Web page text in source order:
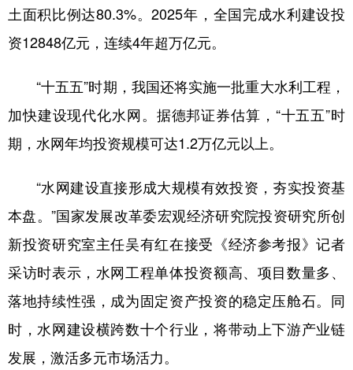
浙江 安徽 福建 江西
广东 广西 海南 重庆
四川 贵州 云南 西藏
新疆 内蒙古 黑龙江
多语种频道
English Español Français عربى
Deutsch Português
土面积比例达80.3%。2025年，全国完成水利建设投
资12848亿元，连续4年超万亿元。
“十五五”时期，我国还将实施一批重大水利工程，
加快建设现代化水网。据德邦证券估算，“十五五”时
期，水网年均投资规模可达1.2万亿元以上。
“水网建设直接形成大规模有效投资，夯实投资基
本盘。”国家发展改革委宏观经济研究院投资研究所创
新投资研究室主任吴有红在接受《经济参考报》记者
采访时表示，水网工程单体投资额高、项目数量多、
落地持续性强，成为固定资产投资的稳定压舱石。同
时，水网建设横跨数十个行业，将带动上下游产业链
发展，激活多元市场活力。